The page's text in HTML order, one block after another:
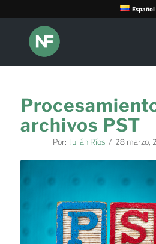
Español
archivos PST
Por: Julián Ríos / 28 marzo,